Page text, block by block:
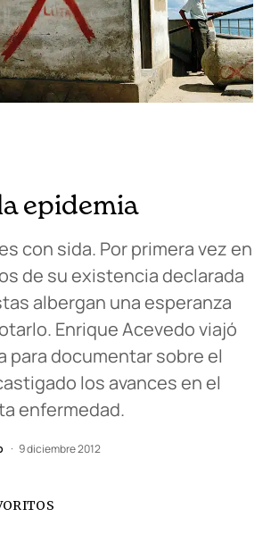
epidemia
con sida. Por primera vez en
de su existencia declarada
albergan una esperanza
Enrique Acevedo viajó
para documentar sobre el
los avances en el
enfermedad.
9 diciembre 2012